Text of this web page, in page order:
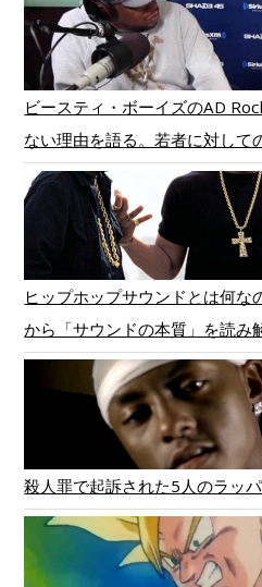
ビースティ・ボーイズのAD
ない理由を語る。若者に対して
ヒップホップサウンドとは何な
から「サウンドの本質」を読み
殺人罪で起訴された5人のラッ